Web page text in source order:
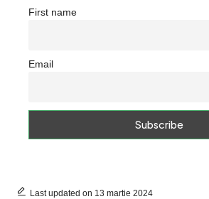
First name
Email
Last updated on 13 martie 2024